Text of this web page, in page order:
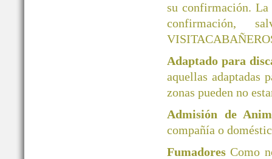
su confirmación.
confirmación,
Adaptado para
aquellas adaptadas
zonas pueden no
Admisión de
compañía o
FumadoresComo